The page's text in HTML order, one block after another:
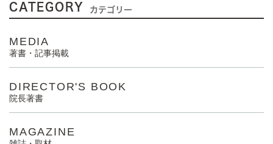
CATEGORY カテゴリー
MEDIA
著書・記事掲載
DIRECTOR'S BOOK
院長著書
MAGAZINE